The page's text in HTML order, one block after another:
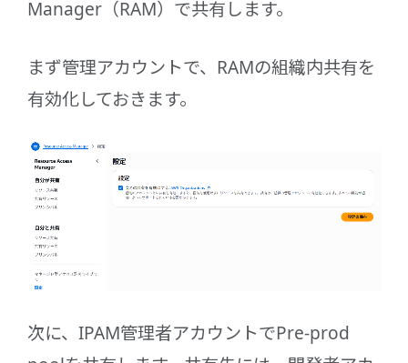
Manager（RAM）で共有します。
まず管理アカウントで、RAMの組織内共有を
有効化しておきます。
次に、IPAM管理者アカウントでPre-prod